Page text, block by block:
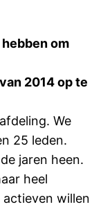
om
2014 op te
We
25 leden.
jaren heen.
heel
willen